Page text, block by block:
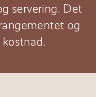
servering. Det
og